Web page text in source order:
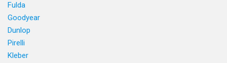
Fulda
Goodyear
Dunlop
Pirelli
Kleber